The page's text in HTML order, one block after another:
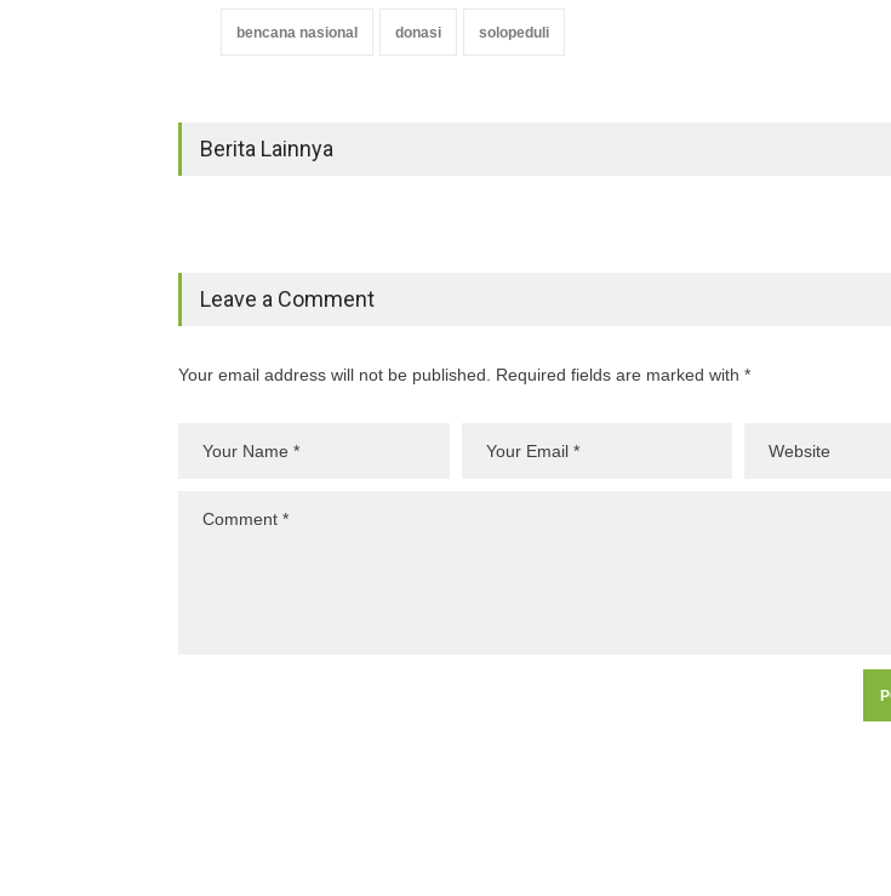
bencana nasional donasi solopeduli
Berita Lainnya
Leave a Comment
Your email address will not be published. Required fields are marked with *